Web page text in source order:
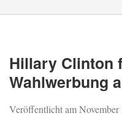
Hillary Clinton
Wahlwerbung
Veröffentlicht amNovember